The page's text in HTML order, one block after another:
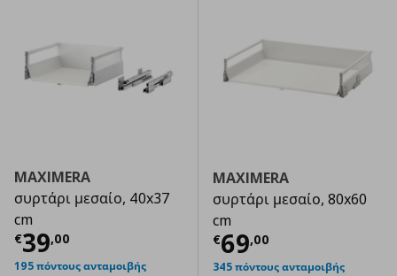
MAXIMERA
συρτάρι μεσαίο, 40x37
cm
€39,00
Τρέχουσα τιμή € 39,00
195 πόντους ανταμοιβής
MAXIMERA
συρτάρι μεσαίο, 80x60
cm
€69,00
Τρέχουσα
345 πόντους ανταμοιβής